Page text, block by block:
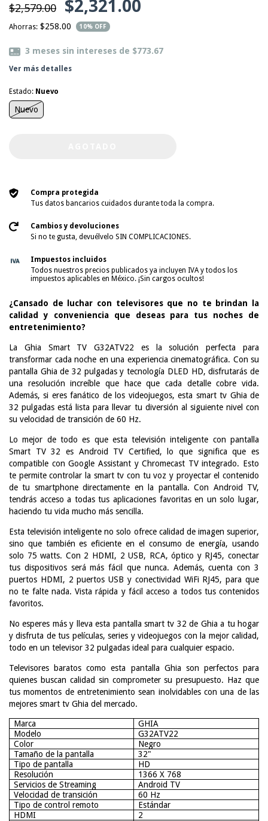
$2,579.00 $2,321.00
Ahorras: $258.00 10% OFF
3 meses sin intereses de $773.67
Ver más detalles
Estado: Nuevo
Nuevo
Compra protegida
Tus datos bancarios cuidados durante toda la compra.
Cambios y devoluciones
Si no te gusta, devuélvelo SIN COMPLICACIONES.
Impuestos incluidos
Todos nuestros precios publicados ya incluyen IVA y todos los
impuestos aplicables en México. ¡Sin cargos ocultos!
¿Cansado de luchar con televisores que no te brindan la
calidad y conveniencia que deseas para tus noches de
entretenimiento?
La Ghia Smart TV G32ATV22 es la solución perfecta para
transformar cada noche en una experiencia cinematográfica. Con su
pantalla Ghia de 32 pulgadas y tecnología DLED HD, disfrutarás de
una resolución increíble que hace que cada detalle cobre vida.
Además, si eres fanático de los videojuegos, esta smart tv Ghia de
32 pulgadas está lista para llevar tu diversión al siguiente nivel con
su velocidad de transición de 60 Hz.
Lo mejor de todo es que esta televisión inteligente con pantalla
Smart TV 32 es Android TV Certified, lo que significa que es
compatible con Google Assistant y Chromecast TV integrado. Esto
te permite controlar la smart tv con tu voz y proyectar el contenido
de tu smartphone directamente en la pantalla. Con Android TV,
tendrás acceso a todas tus aplicaciones favoritas en un solo lugar,
haciendo tu vida mucho más sencilla.
Esta televisión inteligente no solo ofrece calidad de imagen superior,
sino que también es eficiente en el consumo de energía, usando
solo 75 watts. Con 2 HDMI, 2 USB, RCA, óptico y RJ45, conectar
tus dispositivos será más fácil que nunca. Además, cuenta con 3
puertos HDMI, 2 puertos USB y conectividad WiFi RJ45, para que
no te falte nada. Vista rápida y fácil acceso a todos tus contenidos
favoritos.
No esperes más y lleva esta pantalla smart tv 32 de Ghia a tu hogar
y disfruta de tus películas, series y videojuegos con la mejor calidad,
todo en un televisor 32 pulgadas ideal para cualquier espacio.
Televisores baratos como esta pantalla Ghia son perfectos para
quienes buscan calidad sin comprometer su presupuesto. Haz que
tus momentos de entretenimiento sean inolvidables con una de las
mejores smart tv Ghia del mercado.
Marca
GHIA
Modelo
G32ATV22
Color
Negro
Tamaño de la pantalla
32"
Tipo de pantalla
HD
Resolución
1366 X 768
Servicios de Streaming
Android TV
Velocidad de transición
60 Hz
Tipo de control remoto
Estándar
HDMI
2